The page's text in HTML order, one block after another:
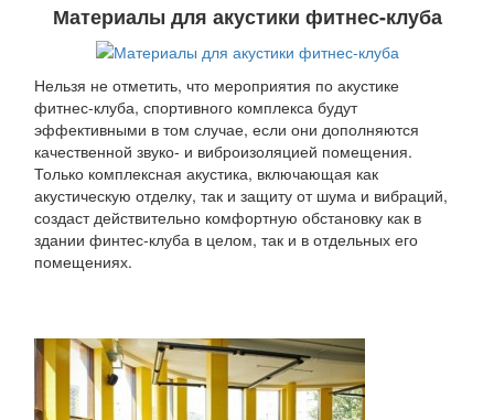
Материалы для акустики фитнес-клуба
Нельзя не отметить, что мероприятия по акустике
фитнес-клуба, спортивного комплекса будут
эффективными в том случае, если они дополняются
качественной звуко- и виброизоляцией помещения.
Только комплексная акустика, включающая как
акустическую отделку, так и защиту от шума и вибраций,
создаст действительно комфортную обстановку как в
здании финтес-клуба в целом, так и в отдельных его
помещениях.